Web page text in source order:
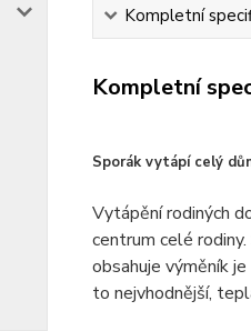
Kompletní
Kompletní
Sporák vytápí celý
Vytápění rodiných
centrum celé
obsahuje výměník
to nejvhodnější,